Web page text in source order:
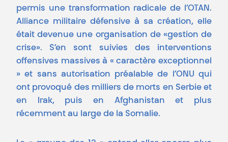
permis une transformation radicale de l’OTAN.
Alliance militaire défensive à sa création, elle
était devenue une organisation de «gestion de
crise». S’en sont suivies des interventions
offensives massives à « caractère exceptionnel
» et sans autorisation préalable de l’ONU qui
ont provoqué des milliers de morts en Serbie et
en Irak, puis en Afghanistan et plus
récemment au large de la Somalie.